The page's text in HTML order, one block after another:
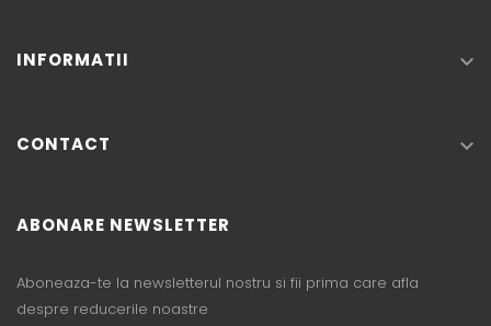
INFORMATII 
CONTACT 
ABONARE NEWSLETTER
Aboneaza-te la newsletterul nostru si fii prima care afla
despre reducerile noastre